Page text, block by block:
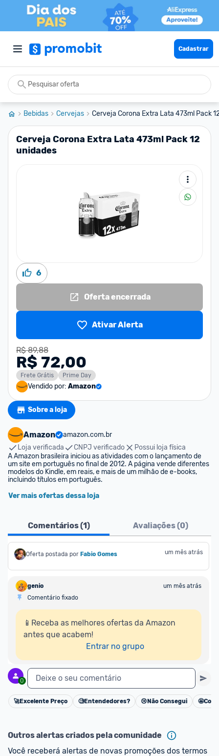
Cadastrar
Bebidas Cervejas Cerveja Corona Extra Lata 473ml Pack
Cerveja Corona Extra Lata 473ml Pack 12
unidades
6
Oferta encerrada
Ativar Alerta
R$ 89,88
R$ 72,00
Frete Grátis Prime Day
Vendido por: Amazon
Sobre a loja
Amazon
amazon.com.br
Loja verificada
CNPJ verificado
Possui loja física
A Amazon brasileira iniciou as atividades com o lançamento de
um site em português no final de 2012. A página vende diferentes
modelos do Kindle, em reais, e mais de um milhão de e-books,
incluindo títulos em português.
Ver mais ofertas dessa loja
Comentários (1) Avaliações (0)
Oferta postada por Fabio Gomes um mês atrás
genio
um mês atrás
Comentário fixado
📱Receba as melhores ofertas da Amazon
antes que acabem!
Entrar no grupo
0 Deixe o seu comentário
Cancelar
🚀Excelente Preço 🧐Entendedores? 😢 Não Consegui 🤩
Outros alertas criados pela comunidade
Você receberá alertas de novas promoções dos termos